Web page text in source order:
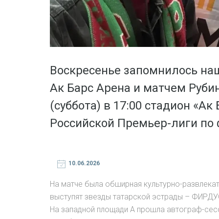
Воскресенье запомнилось
Ак Барс Арена и матчем
(суббота) в 17:00 стадион
Российской Премьер-лиги
10.06.2026
На матче была обширная культурно-
выступят звезды татарской эстрады –
На западной площади А прошла автограф-